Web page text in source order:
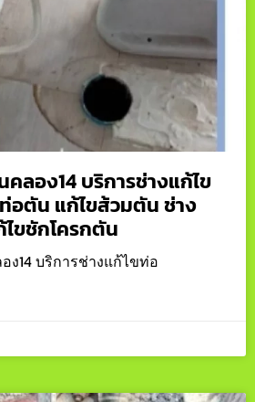
ลอง14 บริการช่างแก้ไข
อตัน แก้ไขส้วมตัน ช่าง
ขชักโครกตัน
14 บริการช่างแก้ไขท่อ